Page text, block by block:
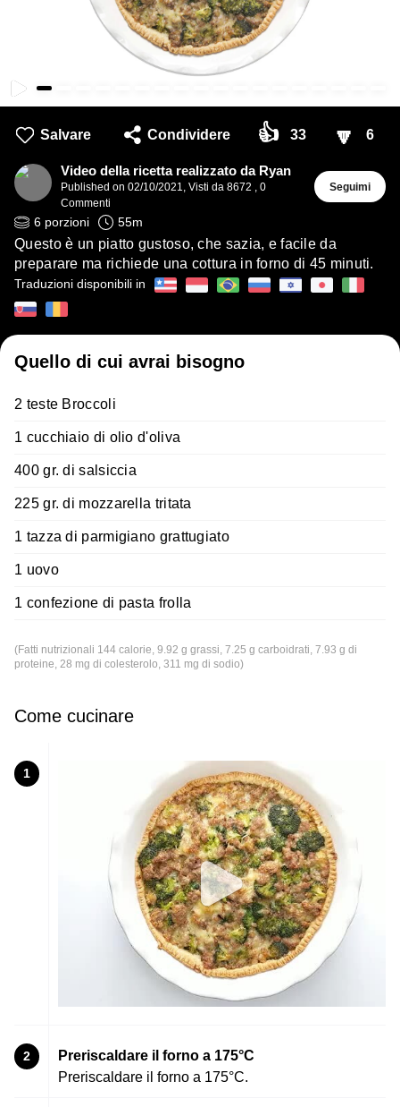
Salvare Condividere 👍 33 🔽 6
Video della ricetta realizzato da Ryan
Published on 02/10/2021, Visti da 8672 , 0
Commenti
Seguimi
6 porzioni 55m
Questo è un piatto gustoso, che sazia, e facile da
preparare ma richiede una cottura in forno di 45 minuti.
Traduzioni disponibili in
Quello di cui avrai bisogno
2 teste Broccoli
1 cucchiaio di olio d'oliva
400 gr. di salsiccia
225 gr. di mozzarella tritata
1 tazza di parmigiano grattugiato
1 uovo
1 confezione di pasta frolla
(Fatti nutrizionali 144 calorie, 9.92 g grassi, 7.25 g carboidrati, 7.93 g di
proteine, 28 mg di colesterolo, 311 mg di sodio)
Come cucinare
1
2
Preriscaldare il forno a 175°C
Preriscaldare il forno a 175°C.